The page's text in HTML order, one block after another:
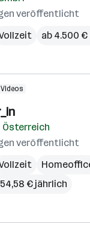
veröffentlicht
ab 4.500
Videos
Österreich
veröffentlicht
€ jährlich